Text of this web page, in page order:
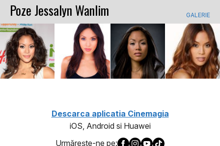
Poze Jessalyn Wanlim GALERIE
Descarca aplicatia Cinemagia
iOS, Android si Huawei
Urmăreşte-ne pe: